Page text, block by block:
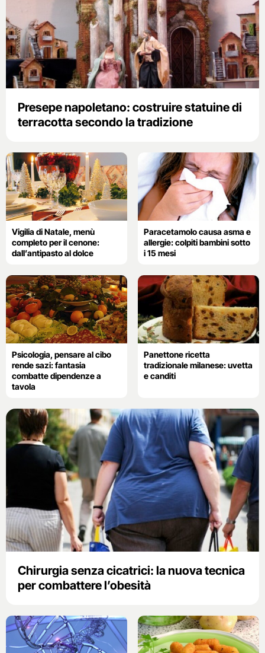
Presepe napoletano: costruire statuine di
terracotta secondo la tradizione
Vigilia di Natale, menù
completo per il cenone:
dall’antipasto al dolce
Paracetamolo causa asma e
allergie: colpiti bambini sotto
i 15 mesi
Psicologia, pensare al cibo
rende sazi: fantasia
combatte dipendenze a
tavola
Panettone ricetta
tradizionale milanese: uvetta
e canditi
Chirurgia senza cicatrici: la nuova tecnica
per combattere l’obesità